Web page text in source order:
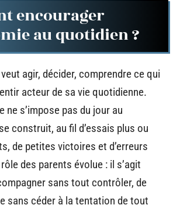
encourager
au quotidien ?
agir, décider, comprendre ce qui
acteur de sa vie quotidienne.
ne s’impose pas du jour au
construit, au fil d’essais plus ou
de petites victoires et d’erreurs
des parents évolue : il s’agit
sans tout contrôler, de
sans céder à la tentation de tout